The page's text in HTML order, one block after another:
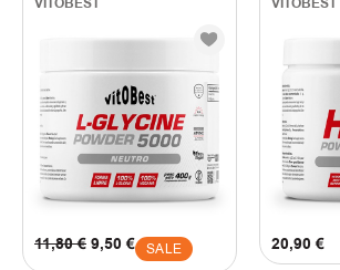
VITOBEST
11,80€ 9,50 € SALE
VITOBEST
20,90 €